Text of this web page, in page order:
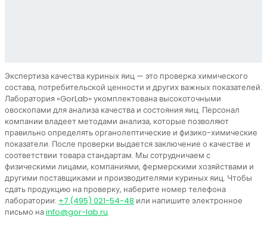
Экспертиза качества куриных яиц — это проверка химического
состава, потребительской ценности и других важных показателей.
Лаборатория «GorLab» укомплектована высокоточными
овоскопами для анализа качества и состояния яиц. Персонал
компании владеет методами анализа, которые позволяют
правильно определять органолептические и физико-химические
показатели. После проверки выдается заключение о качестве и
соответствии товара стандартам. Мы сотрудничаем с
физическими лицами, компаниями, фермерскими хозяйствами и
другими поставщиками и производителями куриных яиц. Чтобы
сдать продукцию на проверку, наберите номер телефона
лаборатории: +7 (495) 021-54-48 или напишите электронное
письмо наinfo@gor-lab.ru.